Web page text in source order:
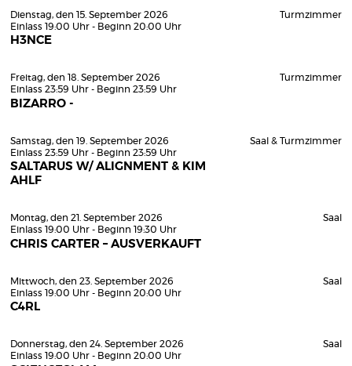
Dienstag, den 15. September 2026
Einlass 19:00 Uhr - Beginn 20:00 Uhr
H3NCE
Turmzimmer
Freitag, den 18. September 2026
Einlass 23:59 Uhr - Beginn 23:59 Uhr
BIZARRO -
Turmzimmer
Samstag, den 19. September 2026
Einlass 23:59 Uhr - Beginn 23:59 Uhr
SALTARUS W/ ALIGNMENT & KIM
AHLF
Saal & Turmzimmer
Montag, den 21. September 2026
Einlass 19:00 Uhr - Beginn 19:30 Uhr
CHRIS CARTER – AUSVERKAUFT
Saal
Mittwoch, den 23. September 2026
Einlass 19:00 Uhr - Beginn 20:00 Uhr
C4RL
Saal
Donnerstag, den 24. September 2026
Einlass 19:00 Uhr - Beginn 20:00 Uhr
Saal